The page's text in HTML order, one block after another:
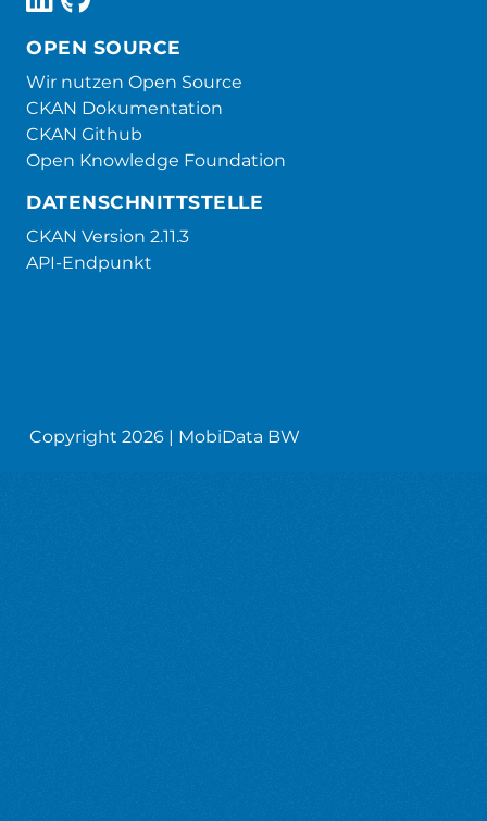
OPEN SOURCE
Wir nutzen Open Source
CKAN Dokumentation
CKAN Github
Open Knowledge Foundation
DATENSCHNITTSTELLE
CKAN Version 2.11.3
API-Endpunkt
Copyright 2026 | MobiData BW